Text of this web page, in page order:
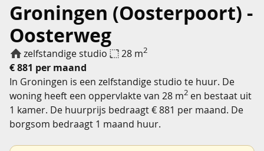
Groningen (Oosterpoort) -
Oosterweg
zelfstandige studio 28 m2
€ 881 per maand
In Groningen is een zelfstandige studio te huur. De
woning heeft een oppervlakte van 28 m2 en bestaat uit
1 kamer. De huurprijs bedraagt € 881 per maand. De
borgsom bedraagt 1 maand huur.